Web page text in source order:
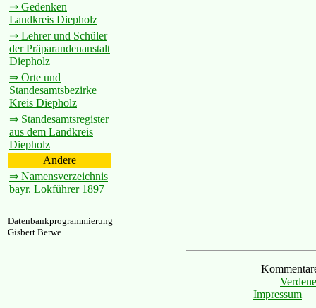
⇒ Gedenken
Landkreis Diepholz
⇒ Lehrer und Schüler
der Präparandenanstalt
Diepholz
⇒ Orte und
Standesamtsbezirke
Kreis Diepholz
⇒ Standesamtsregister
aus dem Landkreis
Diepholz
Andere
⇒ Namensverzeichnis
bayr. Lokführer 1897
Datenbankprogrammierung
Gisbert Berwe
Impressum